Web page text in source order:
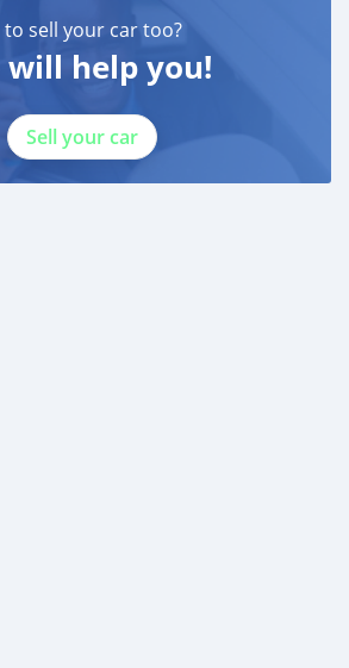
to sell your car too?
will help you!
Sell your car